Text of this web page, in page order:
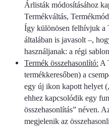
Árlisták módosításához
Termékváltás,
Így különösen felhívjuk a
általában is javasolt –,
használjanak: a régi
Termék összehasonlító: A
termékkeresőben) a
egy új ikon kapott helyet
ehhez kapcsolódik egy
összehasonlítás” néven.
megjelenik az